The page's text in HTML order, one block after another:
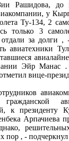
Рашидова, до
у
Ту-134, 2
только 3
за долги
авиатехники
Эйр Манас
вице-
гражданской
к президенту
Арпачиева
пор , -